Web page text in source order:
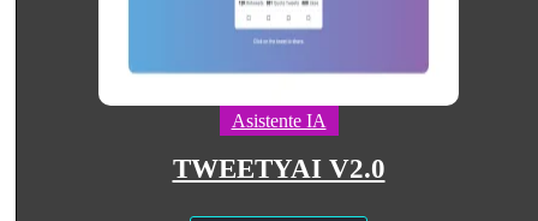
Asistente IA
TWEETYAI V2.0